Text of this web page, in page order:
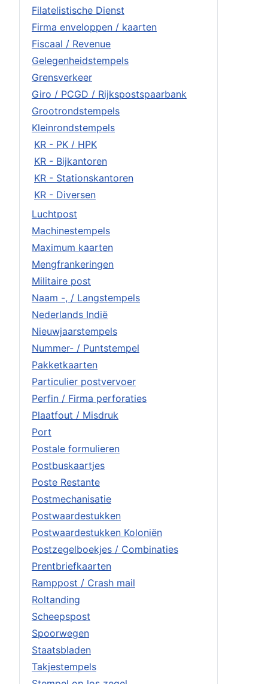
Filatelistische Dienst
Firma enveloppen / kaarten
Fiscaal / Revenue
Gelegenheidstempels
Grensverkeer
Giro / PCGD / Rijkspostspaarbank
Grootrondstempels
Kleinrondstempels
KR - PK / HPK
KR - Bijkantoren
KR - Stationskantoren
KR - Diversen
Luchtpost
Machinestempels
Maximum kaarten
Mengfrankeringen
Militaire post
Naam -, / Langstempels
Nederlands Indië
Nieuwjaarstempels
Nummer- / Puntstempel
Pakketkaarten
Particulier postvervoer
Perfin / Firma perforaties
Plaatfout / Misdruk
Port
Postale formulieren
Postbuskaartjes
Poste Restante
Postmechanisatie
Postwaardestukken
Postwaardestukken Koloniën
Postzegelboekjes / Combinaties
Prentbriefkaarten
Ramppost / Crash mail
Roltanding
Scheepspost
Spoorwegen
Staatsbladen
Takjestempels